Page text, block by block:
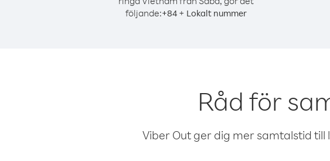
följande:+84+ Lokalt nummer
Råd för
Viber Out ger dig mer samtalstid